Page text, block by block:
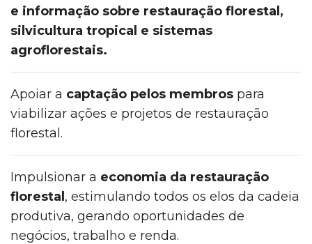
e informação sobre restauração florestal,
silvicultura tropical e sistemas
agroflorestais.
Apoiar a captação pelos membros para
viabilizar ações e projetos de restauração
florestal.
Impulsionar a economia da restauração
florestal , estimulando todos os elos da cadeia
produtiva, gerando oportunidades de
negócios, trabalho e renda.